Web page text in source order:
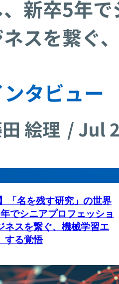
「名を残す研究」の世界
でシニアプロフェッショ
ネスを繋ぐ、機械学習エ
する覚悟